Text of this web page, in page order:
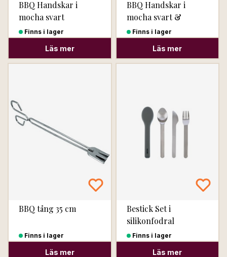
BBQ Handskar i
mocha svart
Finns i lager
Läs mer
BBQ Handskar i
mocha svart &
cognac
Finns i lager
Läs mer
BBQ tång 35 cm
Finns i lager
Läs mer
Bestick Set i
silikonfodral
Finns i lager
Läs mer